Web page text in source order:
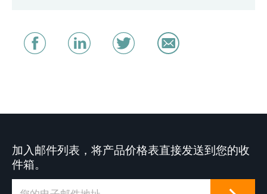
加入邮件列表，将产品价格表直接发送到您的收
件箱。